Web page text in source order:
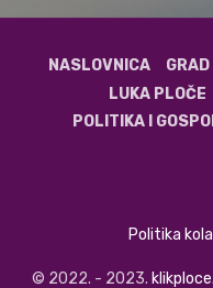
NASLOVNICA GRAD
LUKA PLOČE
POLITIKA I
Politika
© 2022. - 2023.